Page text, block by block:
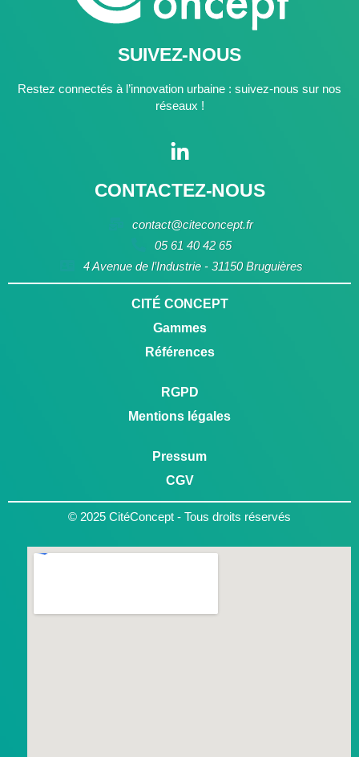
SUIVEZ-NOUS
Restez connectés à l’innovation urbaine : suivez-nous sur nos
réseaux !
CONTACTEZ-NOUS
contact@citeconcept.fr
05 61 40 42 65
4 Avenue de l’Industrie - 31150 Bruguières
CITÉ CONCEPT
Gammes
Références
RGPD
Mentions légales
Pressum
CGV
© 2025 CitéConcept - Tous droits réservés